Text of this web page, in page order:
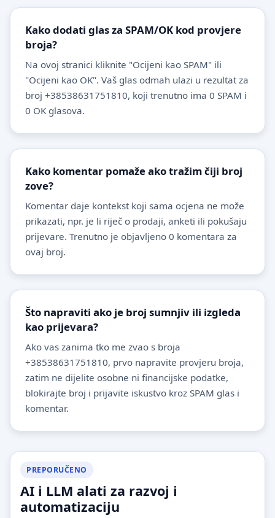
Kako dodati glas za SPAM/OK kod provjere
broja?
Na ovoj stranici kliknite "Ocijeni kao SPAM" ili
"Ocijeni kao OK". Vaš glas odmah ulazi u rezultat za
broj +38538631751810, koji trenutno ima 0 SPAM i
0 OK glasova.
Kako komentar pomaže ako tražim čiji broj
zove?
Komentar daje kontekst koji sama ocjena ne može
prikazati, npr. je li riječ o prodaji, anketi ili pokušaju
prijevare. Trenutno je objavljeno 0 komentara za
ovaj broj.
Što napraviti ako je broj sumnjiv ili izgleda
kao prijevara?
Ako vas zanima tko me zvao s broja
+38538631751810, prvo napravite provjeru broja,
zatim ne dijelite osobne ni financijske podatke,
blokirajte broj i prijavite iskustvo kroz SPAM glas i
komentar.
PREPORUČENO
AI i LLM alati za razvoj i
automatizaciju